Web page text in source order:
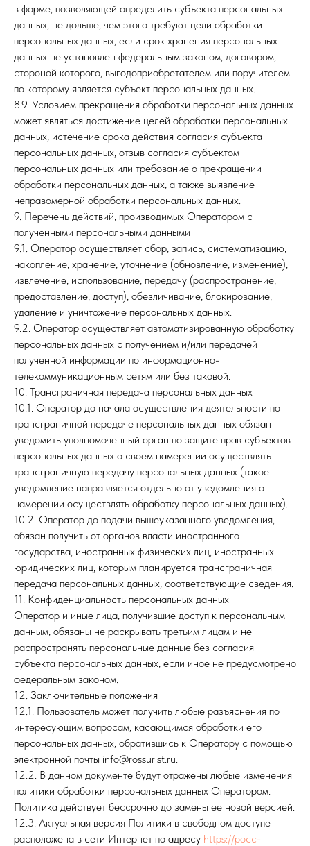
в форме, позволяющей определить субъекта персональных
данных, не дольше, чем этого требуют цели обработки
персональных данных, если срок хранения персональных
данных не установлен федеральным законом, договором,
стороной которого, выгодоприобретателем или поручителем
по которому является субъект персональных данных.
8.9. Условием прекращения обработки персональных данных
может являться достижение целей обработки персональных
данных, истечение срока действия согласия субъекта
персональных данных, отзыв согласия субъектом
персональных данных или требование о прекращении
обработки персональных данных, а также выявление
неправомерной обработки персональных данных.
9. Перечень действий, производимых Оператором с
полученными персональными данными
9.1. Оператор осуществляет сбор, запись, систематизацию,
накопление, хранение, уточнение (обновление, изменение),
извлечение, использование, передачу (распространение,
предоставление, доступ), обезличивание, блокирование,
удаление и уничтожение персональных данных.
9.2. Оператор осуществляет автоматизированную обработку
персональных данных с получением и/или передачей
полученной информации по информационно-
телекоммуникационным сетям или без таковой.
10. Трансграничная передача персональных данных
10.1. Оператор до начала осуществления деятельности по
трансграничной передаче персональных данных обязан
уведомить уполномоченный орган по защите прав субъектов
персональных данных о своем намерении осуществлять
трансграничную передачу персональных данных (такое
уведомление направляется отдельно от уведомления о
намерении осуществлять обработку персональных данных).
10.2. Оператор до подачи вышеуказанного уведомления,
обязан получить от органов власти иностранного
государства, иностранных физических лиц, иностранных
юридических лиц, которым планируется трансграничная
передача персональных данных, соответствующие сведения.
11. Конфиденциальность персональных данных
Оператор и иные лица, получившие доступ к персональным
данным, обязаны не раскрывать третьим лицам и не
распространять персональные данные без согласия
субъекта персональных данных, если иное не предусмотрено
федеральным законом.
12. Заключительные положения
12.1. Пользователь может получить любые разъяснения по
интересующим вопросам, касающимся обработки его
персональных данных, обратившись к Оператору с помощью
электронной почты info@rossurist.ru.
12.2. В данном документе будут отражены любые изменения
политики обработки персональных данных Оператором.
Политика действует бессрочно до замены ее новой версией.
12.3. Актуальная версия Политики в свободном доступе
расположена в сети Интернет по адресу https://росс-